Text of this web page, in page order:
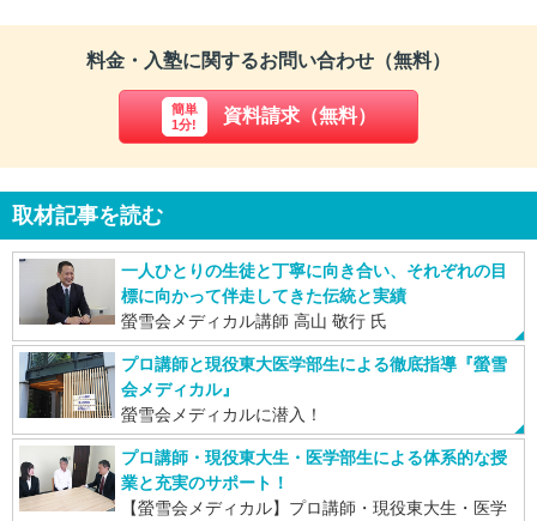
2021/11/24
無料教育相談受付中
無料体験授業キャンペーン 好評実施中！
無料教育相談受付中
2021/11/10
2021/11/07
無料体験授業キャンペーン 好評実施中！
無料教育相談受付中
2021/11/01
無料体験授業キャンペーン 好評実施中！
2021/10/29
無料教育相談受付中
2021/10/15
料金・入塾に関するお問い合わせ（無料）
簡単
1分!
資料請求（無料）
取材記事を読む
一人ひとりの生徒と丁寧に向き合い、それぞれの目
標に向かって伴走してきた伝統と実績
螢雪会メディカル講師 高山 敬行 氏
プロ講師と現役東大医学部生による徹底指導『螢雪
会メディカル』
螢雪会メディカルに潜入！
プロ講師・現役東大生・医学部生による体系的な授
業と充実のサポート！
【螢雪会メディカル】プロ講師・現役東大生・医学